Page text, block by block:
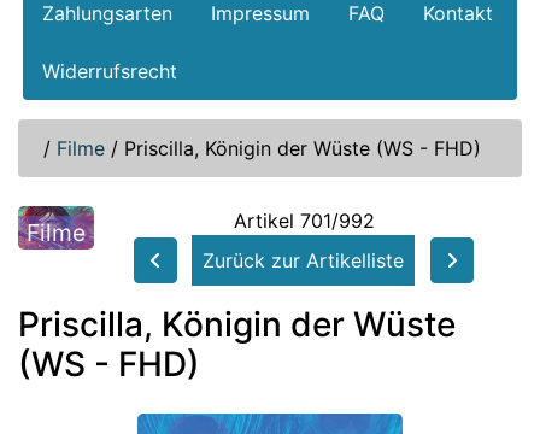
Zahlungsarten Impressum FAQ Kontakt
Widerrufsrecht
/ Filme / Priscilla, Königin der Wüste (WS - FHD)
Filme
Artikel 701/992
Zurück zur Artikelliste
Priscilla, Königin der Wüste
(WS - FHD)